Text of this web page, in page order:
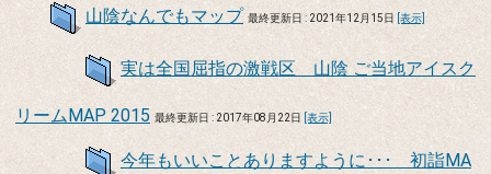
山陰なんでもマップ 最終更新日 : 2021年12月15日 [表示]
実は全国屈指の激戦区 山陰 ご当地アイスク
リームMAP 2015 最終更新日 : 2017年08月22日 [表示]
今年もいいことありますように･･･ 初詣MA